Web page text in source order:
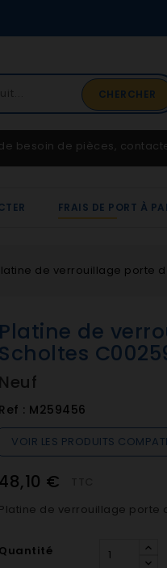
CHERCHER
02 41 65
Service
besoin de pièces,
FRAIS DE PORT À
de verrouillage porte
Platine de
Scholtes
Neuf
Ref : M259456
VOIR LES PRODUITS
48,10 €
Platine de verrouillage porte
Quantité